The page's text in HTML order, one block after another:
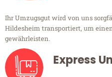
Ihr Umzugsgut wird von uns
Hildesheim transportiert, um
gewährleisten.
Express